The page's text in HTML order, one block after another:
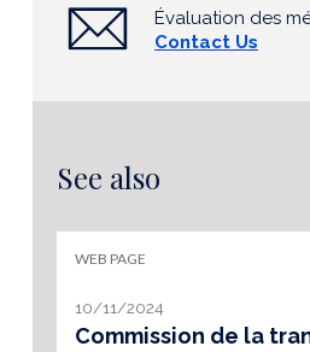
Évaluation des
Contact Us
See also
WEB PAGE
10/11/2024
Commission de la